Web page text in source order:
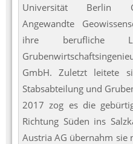
Universität Berlin
Angewandte
ihre berufliche
GmbH. Zuletzt leitete
Stabsabteilung und
2017 zog es die
Richtung Süden ins
Austria AG übernahm sie